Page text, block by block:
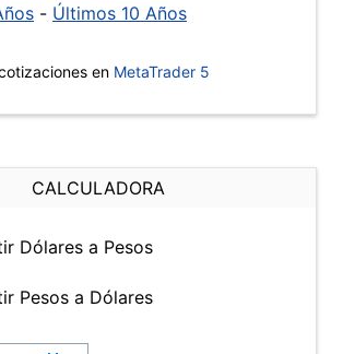
- Últimos 10 Años
en MetaTrader 5
CALCULADORA
Dólares a Pesos
Pesos a Dólares